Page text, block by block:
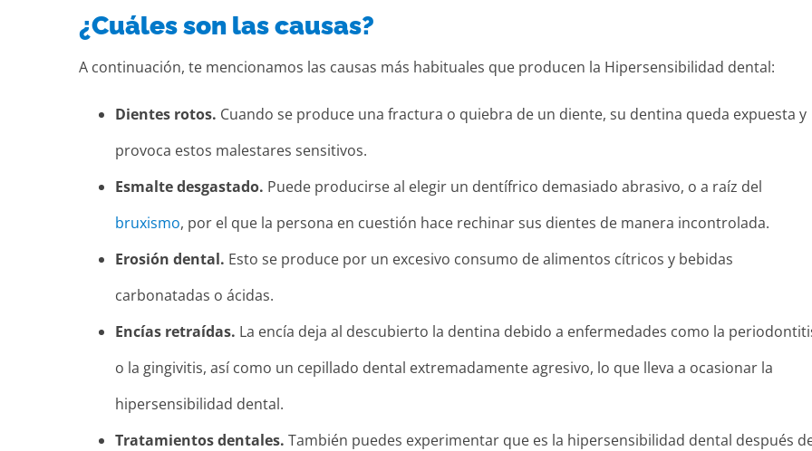
¿Cuáles son las causas?
A continuación, te mencionamos las causas más habituales que producen la Hipersensibilidad dental:
Dientes rotos. Cuando se produce una fractura o quiebra de un diente, su dentina queda expuesta y
provoca estos malestares sensitivos.
Esmalte desgastado. Puede producirse al elegir un dentífrico demasiado abrasivo, o a raíz del
bruxismo, por el que la persona en cuestión hace rechinar sus dientes de manera incontrolada.
Erosión dental. Esto se produce por un excesivo consumo de alimentos cítricos y bebidas
carbonatadas o ácidas.
Encías retraídas. La encía deja al descubierto la dentina debido a enfermedades como la
o la gingivitis, así como un cepillado dental extremadamente agresivo, lo que lleva a ocasionar la
hipersensibilidad dental.
Tratamientos dentales. También puedes experimentar que es la hipersensibilidad dental después